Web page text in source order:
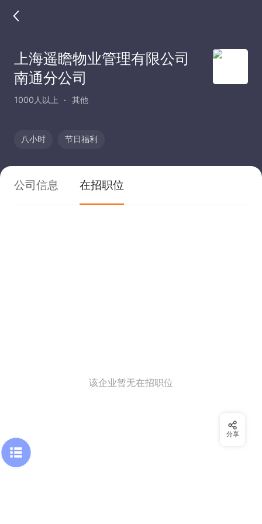
上海遥瞻物业管理有限公司
南通分公司
1000人以上 其他
八小时 节日福利
公司信息 在招职位
该企业暂无在招职位
分享